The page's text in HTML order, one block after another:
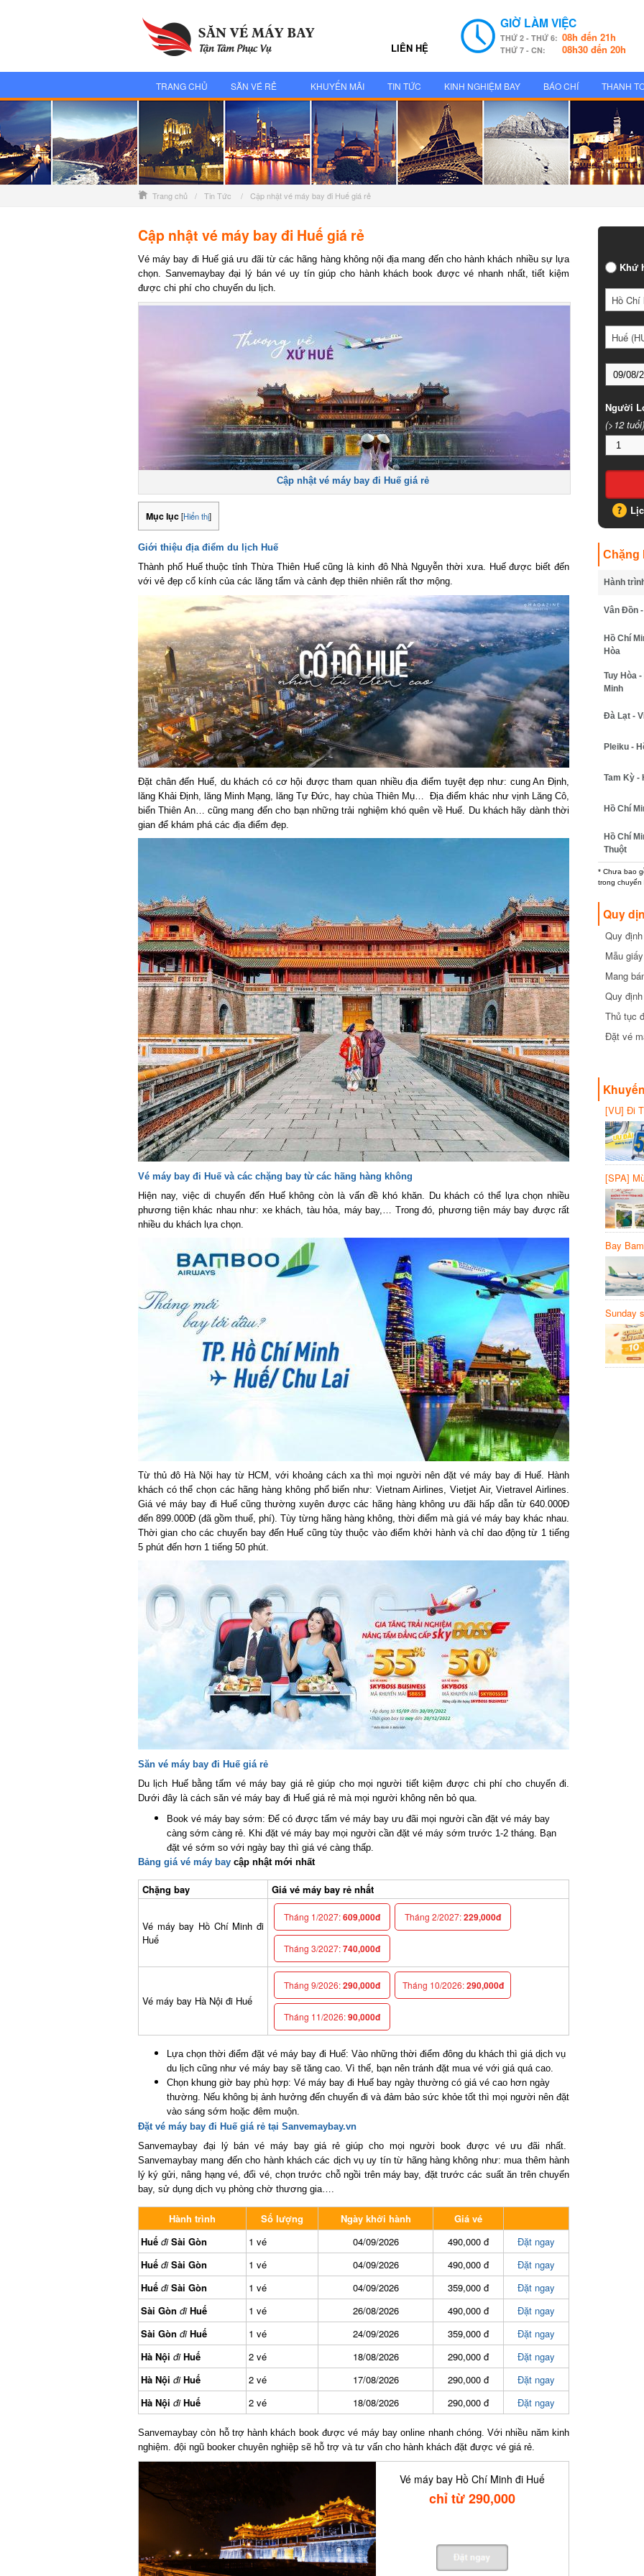
LIÊN HỆ
GIỜ LÀM VIỆC
THỨ 2 - THỨ 6:08h đến 21h
THỨ 7 - CN: 08h30 đến 20h
TRANG CHỦ SĂN VÉ RẺ KHUYẾN MÃI TIN TỨC KINH NGHIỆM BAY BÁO CHÍ THANH
Trang chủ / Tin Tức / Cập nhật vé máy bay đi Huế giá rẻ
Cập nhật vé máy bay đi Huế giá rẻ
Vé máy bay đi Huế giá ưu đãi từ các hãng hàng không nội địa mang đến cho hành khách nhiều sự lựa
chọn. Sanvemaybay đại lý bán vé uy tín giúp cho hành khách book được vé nhanh nhất, tiết kiệm
được chi phí cho chuyến du lịch.
Cập nhật vé máy bay đi Huế giá rẻ
Mục lục [Hiển thị]
Giới thiệu địa điểm du lịch Huế
Thành phố Huế thuộc tỉnh Thừa Thiên Huế cũng là kinh đô Nhà Nguyễn thời xưa. Huế được biết đến
với vẻ đẹp cổ kính của các lăng tẩm và cảnh đẹp thiên nhiên rất thơ mộng.
Đặt chân đến Huế, du khách có cơ hội được tham quan nhiều địa điểm tuyệt đẹp như: cung An Định,
lăng Khải Định, lăng Minh Mạng, lăng Tự Đức, hay chùa Thiên Mụ… Địa điểm khác như vịnh Lăng Cô,
biển Thiên An… cũng mang đến cho bạn những trải nghiệm khó quên về Huế. Du khách hãy dành thời
gian để khám phá các địa điểm đẹp.
Vé máy bay đi Huế và các chặng bay từ các hãng hàng không
Hiện nay, việc di chuyển đến Huế không còn là vấn đề khó khăn. Du khách có thể lựa chọn nhiều
phương tiện khác nhau như: xe khách, tàu hỏa, máy bay,… Trong đó, phương tiện máy bay được rất
nhiều du khách lựa chọn.
Từ thủ đô Hà Nội hay từ HCM, với khoảng cách xa thì mọi người nên đặt vé máy bay đi Huế. Hành
khách có thể chọn các hãng hàng không phổ biến như: Vietnam Airlines, Vietjet Air, Vietravel Airlines.
Giá vé máy bay đi Huế cũng thường xuyên được các hãng hàng không ưu đãi hấp dẫn từ 640.000Đ
đến 899.000Đ (đã gồm thuế, phí). Tùy từng hãng hàng không, thời điểm mà giá vé máy bay khác nhau.
Thời gian cho các chuyến bay đến Huế cũng tùy thuộc vào điểm khởi hành và chỉ dao động từ 1 tiếng
5 phút đến hơn 1 tiếng 50 phút.
Săn vé máy bay đi Huế giá rẻ
Du lịch Huế bằng tấm vé máy bay giá rẻ giúp cho mọi người tiết kiệm được chi phí cho chuyến đi.
Dưới đây là cách săn vé máy bay đi Huế giá rẻ mà mọi người không nên bỏ qua.
Book vé máy bay sớm: Để có được tấm vé máy bay ưu đãi mọi người cần đặt vé máy bay
càng sớm càng rẻ. Khi đặt vé máy bay mọi người cần đặt vé máy sớm trước 1-2 tháng. Bạn
đặt vé sớm so với ngày bay thì giá vé càng thấp.
Bảng giá vé máy baycập nhật mới nhất
Chặng bay Giá vé máy bay rẻ nhất
Vé máy bay Hồ Chí Minh đi
Huế
Tháng 1/2027:609,000đ Tháng 2/2027:229,000đ
Tháng 3/2027:740,000đ
Vé máy bay Hà Nội đi Huế
Tháng 9/2026:290,000đ Tháng 10/2026:290,000đ
Tháng 11/2026:90,000đ
Lựa chọn thời điểm đặt vé máy bay đi Huế: Vào những thời điểm đông du khách thì giá dịch vụ
du lịch cũng như vé máy bay sẽ tăng cao. Vì thế, bạn nên tránh đặt mua vé với giá quá cao.
Chọn khung giờ bay phù hợp: Vé máy bay đi Huế bay ngày thường có giá vé cao hơn ngày
thường. Nếu không bị ảnh hưởng đến chuyến đi và đảm bảo sức khỏe tốt thì mọi người nên đặt
vào sáng sớm hoặc đêm muộn.
Đặt vé máy bay đi Huế giá rẻ tại Sanvemaybay.vn
Sanvemaybay đại lý bán vé máy bay giá rẻ giúp cho mọi người book được vé ưu đãi nhất.
Sanvemaybay mang đến cho hành khách các dịch vụ uy tín từ hãng hàng không như: mua thêm hành
lý ký gửi, nâng hạng vé, đổi vé, chọn trước chỗ ngồi trên máy bay, đặt trước các suất ăn trên chuyến
bay, sử dụng dịch vụ phòng chờ thương gia….
Hành trình Số lượng Ngày khởi hành
Giá vé
Huế đi Sài Gòn 1 vé 04/09/2026 490,000 đ
Đặt ngay
Huế đi Sài Gòn 1 vé 04/09/2026 490,000 đ
Đặt ngay
Huế đi Sài Gòn 1 vé 04/09/2026 359,000 đ
Đặt ngay
Sài Gòn đi Huế 1 vé 26/08/2026 490,000 đ
Đặt ngay
Sài Gòn đi Huế 1 vé 24/09/2026 359,000 đ
Đặt ngay
Hà Nội đi Huế 2 vé 18/08/2026 290,000 đ
Đặt ngay
Hà Nội đi Huế 2 vé 17/08/2026 290,000 đ
Đặt ngay
Hà Nội đi Huế 2 vé 18/08/2026 290,000 đ Đặt ngay
Sanvemaybay còn hỗ trợ hành khách book được vé máy bay online nhanh chóng. Với nhiều năm kinh
nghiệm. đội ngũ booker chuyên nghiệp sẽ hỗ trợ và tư vấn cho hành khách đặt được vé giá rẻ.
Vé máy bay Hồ Chí Minh đi Huế
chỉ từ 290,000
Khứ
Hồ Chí
Huế
Người
(>12 tuổi)
Chặng
Hành trình*
Vân Đồn -
Hồ Chí
Hòa
Tuy Hòa -
Minh
Đà Lạt -
Pleiku -
Tam Kỳ -
Hồ Chí
Hồ Chí
Thuột
* Chưa bao
trong chuyến
Quy
Quy
cần biết
Mẫu
Mang
Quy
Thủ tục
Đặt vé
[VU] Đi
giảm
[SPA]
20%
Bay
Sunday